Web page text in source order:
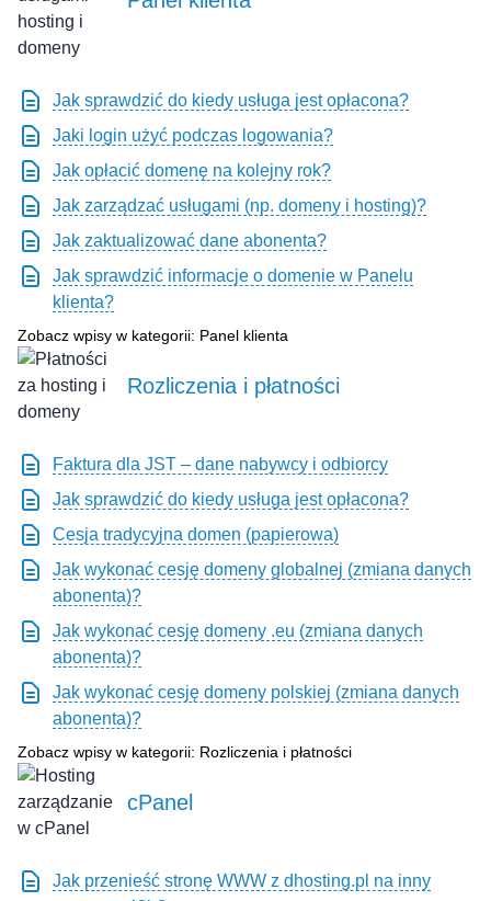
Jak sprawdzić do kiedy usługa jest opłacona?
Jaki login użyć podczas logowania?
Jak opłacić domenę na kolejny rok?
Jak zarządzać usługami (np. domeny i hosting)?
Jak zaktualizować dane abonenta?
Jak sprawdzić informacje o domenie w Panelu
klienta?
Zobacz wpisy w kategorii: Panel klienta
Rozliczenia i płatności
Faktura dla JST – dane nabywcy i odbiorcy
Jak sprawdzić do kiedy usługa jest opłacona?
Cesja tradycyjna domen (papierowa)
Jak wykonać cesję domeny globalnej (zmiana danych
abonenta)?
Jak wykonać cesję domeny .eu (zmiana danych
abonenta)?
Jak wykonać cesję domeny polskiej (zmiana danych
abonenta)?
Zobacz wpisy w kategorii: Rozliczenia i płatności
cPanel
Jak przenieść stronę WWW z dhosting.pl na inny